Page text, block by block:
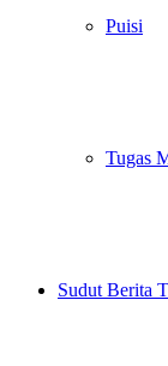
Puisi
Tugas
Sudut Berita